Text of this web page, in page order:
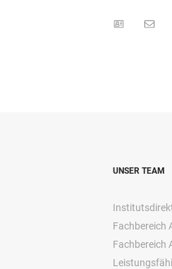
UNSER TEAM
Fachbereich
Fachbereich